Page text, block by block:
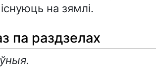
на зямлі.
па раздзелах